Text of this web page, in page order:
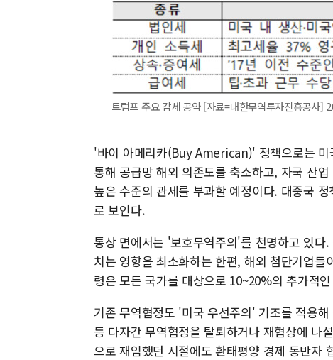
트럼프 주요 감세 공약 [자료=대한무역투자진흥공
'바이 아메리카(Buy American)' 정책으로는 미
통해 공급망 해외 의존도를 축소하고, 자국 산
높은 수준의 관세를 부과할 예정이다. 대중국
로 보인다.
통상 면에서는 '보호무역주의'를 천명하고 있다
치는 영향을 최소화하는 한편, 해외 첨단기업
령은 모든 국가를 대상으로 10~20%의 추가적
기존 무역협정도 '미국 우선주의' 기조를 적용
등 다자간 무역협정을 탈퇴하거나 재협상에 나
으로 재임했던 시절에도 환태평양 경제 동반자